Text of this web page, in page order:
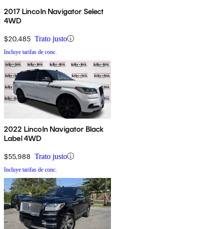
2017 Lincoln Navigator Select
4WD
$20,485 Trato justo
Incluye tarifas de conc.
2022 Lincoln Navigator Black
Label 4WD
$55,988 Trato justo
Incluye tarifas de conc.